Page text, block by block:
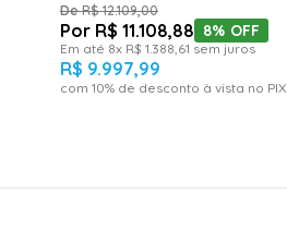
R$ 12.109,00
R$ 11.108,88 8% OFF
Em até 8x R$ 1 388 61 sem juros
R$ 9.997,99
com 10% de desconto à vista no PIX